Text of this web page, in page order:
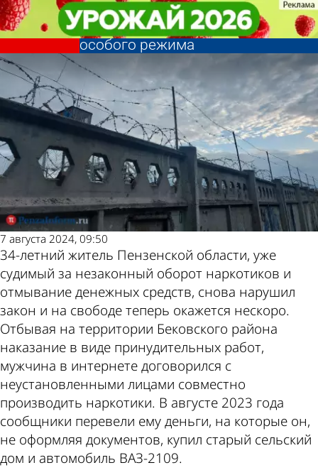
Пензенец из-за наркотиков
проведет 11 лет в колонии
особого режима
Криминал
7 августа 2024, 09:50
34-летний житель Пензенской области, уже
судимый за незаконный оборот наркотиков и
отмывание денежных средств, снова нарушил
закон и на свободе теперь окажется нескоро.
Отбывая на территории Бековского района
наказание в виде принудительных работ,
мужчина в интернете договорился с
неустановленными лицами совместно
производить наркотики. В августе 2023 года
сообщники перевели ему деньги, на которые он,
не оформляя документов, купил старый сельский
дом и автомобиль ВАЗ-2109.
Пензенец из-за наркотиков
проведет 11 лет в колонии
особого режима
Криминал
Другие новости
по теме
Погода и курсы
валют в Пензе